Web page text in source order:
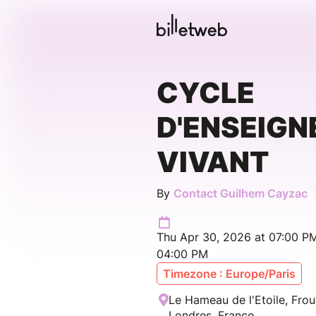
CYCLE
VIVANT
By Contact Guilhem Cayzac
Thu Apr 30, 2026 at 07:00
04:00 PM
Timezone : Europe/Paris
Le Hameau de l'Etoile,